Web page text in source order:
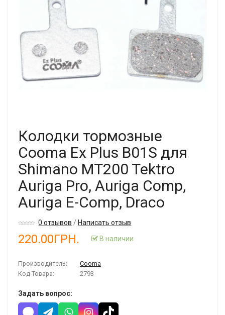
Колодки тормозные
Cooma Ex Plus B01S для
Shimano MT200 Tektro
Auriga Pro, Auriga Comp,
Auriga E-Comp, Draco
0 отзывов /Написать отзыв
220.00ГРН. В наличии
Производитель:
Cooma
Код Товара:
2793
Задать вопрос: